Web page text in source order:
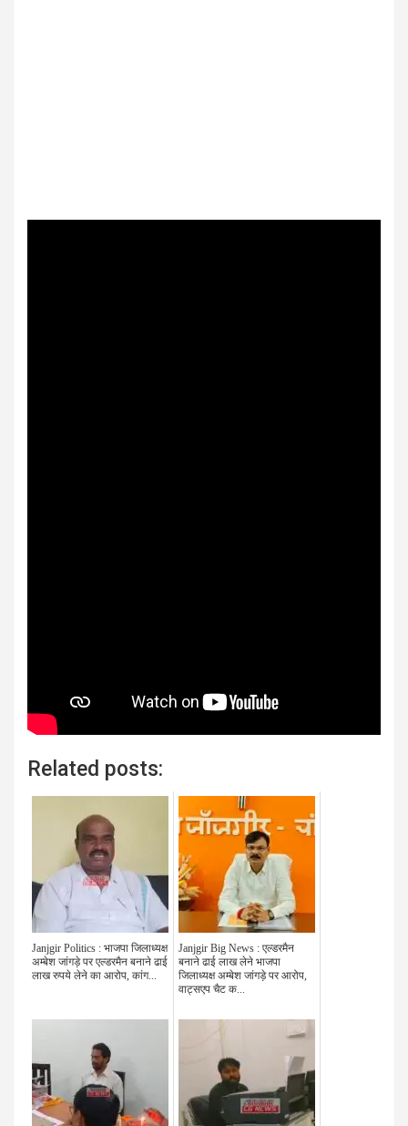
Related posts:
Janjgir Politics : भाजपा जिलाध्यक्ष
अम्बेश जांगड़े पर एल्डरमैन बनाने ढाई
लाख रुपये लेने का आरोप, कांग...
Janjgir Big News : एल्डरमैन
बनाने ढाई लाख लेने भाजपा
जिलाध्यक्ष अम्बेश जांगड़े पर आरोप,
वाट्सएप चैट क...